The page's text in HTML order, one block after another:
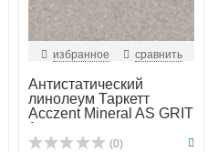
избранное сравнить
Антистатический
линолеум Таркетт
Acczent Mineral AS GRIT
1
(0)